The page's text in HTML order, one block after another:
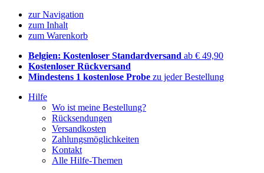
zur Navigation
zum Inhalt
zum Warenkorb
Belgien: Kostenloser Standardversand ab € 49,90
Kostenloser Rückversand
Mindestens 1 kostenlose Probe zu jeder Bestellung
Hilfe
Wo ist meine Bestellung?
Rücksendungen
Versandkosten
Zahlungsmöglichkeiten
Kontakt
Alle Hilfe-Themen